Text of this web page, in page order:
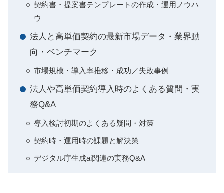
契約書・提案書テンプレートの作成・運用ノウハ
ウ
法人と高単価契約の最新市場データ・業界動
向・ベンチマーク
市場規模・導入率推移・成功／失敗事例
法人や高単価契約導入時のよくある質問・実
務Q&A
導入検討初期のよくある疑問・対策
契約時・運用時の課題と解決策
デジタル庁生成ai関連の実務Q&A